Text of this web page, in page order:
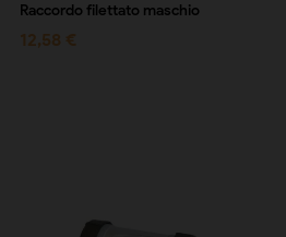
Raccordo filettato maschio
12,58 €